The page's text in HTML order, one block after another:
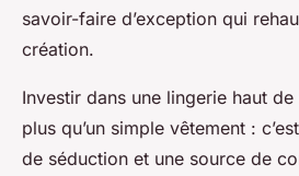
savoir-faire d’exception qui
création.
Investir dans une lingerie haut
plus qu’un simple vêtement :
de séduction et une source de